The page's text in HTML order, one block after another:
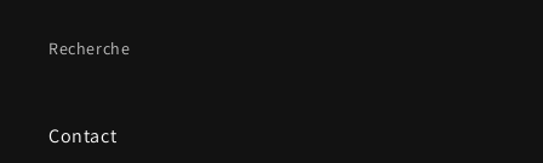
Recherche
Contact